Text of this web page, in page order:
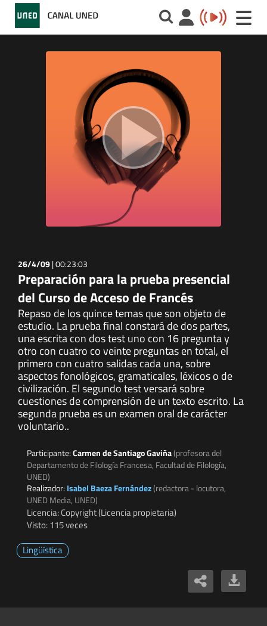
Toggle
26/4/09|00:23:03
Preparación para la prueba presencial
del Curso de Acceso de Francés
Repaso de los quince temas que son objeto de
estudio. La prueba final constará de dos partes,
una escrita con dos test uno con 16 pregunta y
otro con cuatro co veinte preguntas en total, el
primero con cuatro salidas cada una, sobre
aspectos fonológicos, gramaticales, léxicos o de
civilización. El segundo test versará sobre
cuestiones de comprensión de un texto escrito. La
segunda prueba es un examen oral de carácter
voluntario..
Participante:Carmen de Santiago Gaviña(profesora del
Departamento de Filología Francesa, Facultad de Filología,
UNED)
Realizador: Isabel Baeza Fernández(redactora - locutora,
UNED Media, UNED)
Licencia: Copyright (Licencia propietaria)
Visto: 115 veces
Lingüística